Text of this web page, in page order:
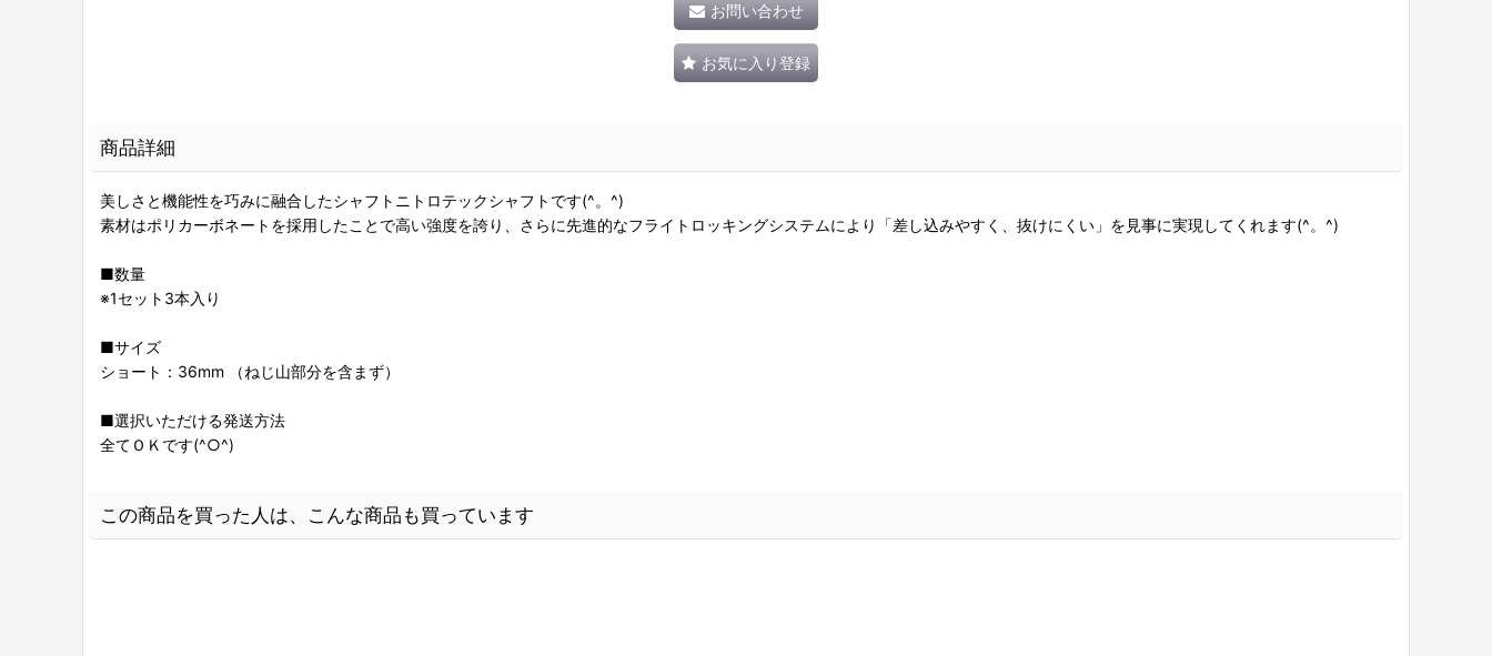
お問い合わせ
お気に入り登録
商品詳細
美しさと機能性を巧みに融合したシャフトニトロテックシャフトです(^。^)
素材はポリカーボネートを採用したことで高い強度を誇り、さらに先進的なフライトロッキングシステムにより「差し込みやすく、抜けにくい」を見事に実現してくれます(^。^)
■数量
※1セット3本入り
■サイズ
ショート：36mm （ねじ山部分を含まず）
■選択いただける発送方法
全てＯＫです(^○^)
この商品を買った人は、こんな商品も買っています